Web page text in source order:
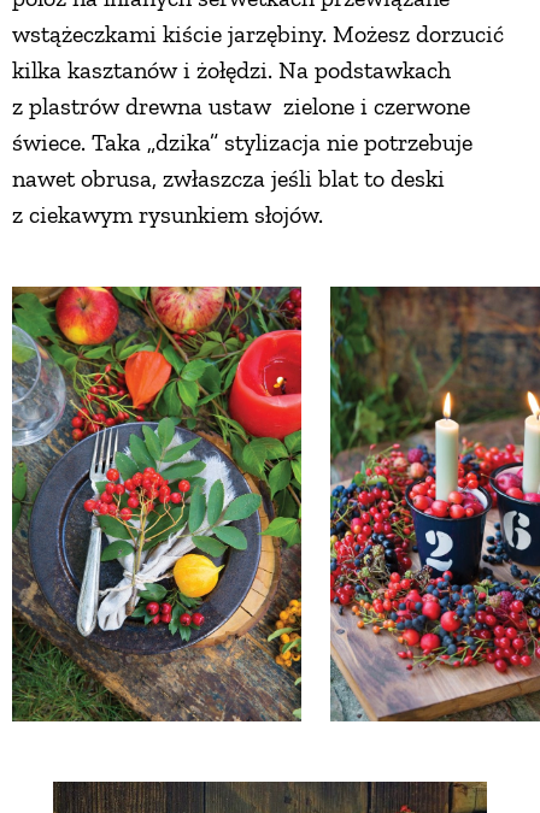
wstążeczkami kiście jarzębiny. Możesz dorzucić
kilka kasztanów i żołędzi. Na podstawkach
z plastrów drewna ustaw zielone i czerwone
świece. Taka „dzika” stylizacja nie potrzebuje
nawet obrusa, zwłaszcza jeśli blat to deski
z ciekawym rysunkiem słojów.